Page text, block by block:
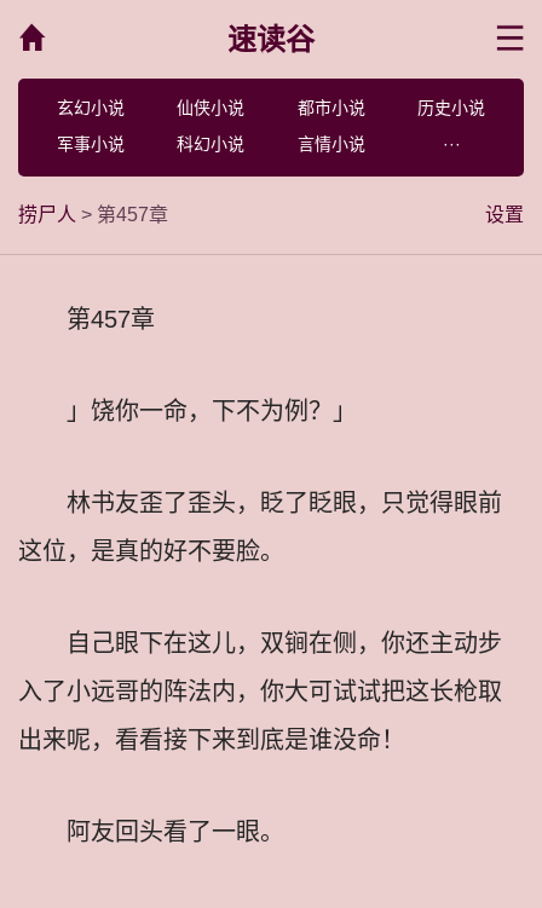
速读谷
玄幻小说 仙侠小说 都市小说
历史小说
军事小说
科幻小说 言情小说 ···
设置
捞尸人 > 第457章
第457章
」饶你一命，下不为例？」
林书友歪了歪头，眨了眨眼，只觉得眼前
这位，是真的好不要脸。
自己眼下在这儿，双锏在侧，你还主动步
入了小远哥的阵法内，你大可试试把这长枪取
出来呢，看看接下来到底是谁没命！
阿友回头看了一眼。